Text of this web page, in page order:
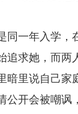
同一年入学，
追求她，而两
暗里说自己家
公开会被嘲讽